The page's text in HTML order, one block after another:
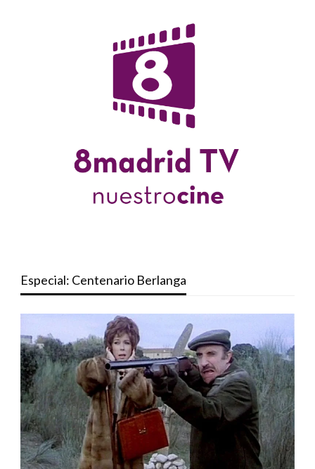
Especial: Centenario Berlanga